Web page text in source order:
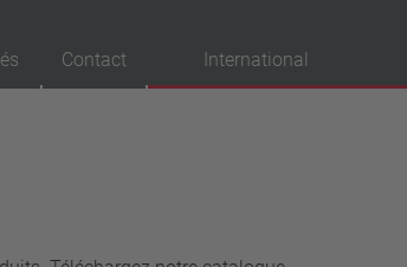
Contact International